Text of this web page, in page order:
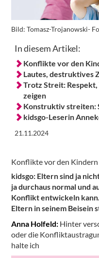
Bild: Tomasz-Trojanowski-
In diesem Artikel:
Konflikte vor den
Lautes, destruktives
Trotz Streit:
zeigen
Konstruktiv streiten:
kidsgo-Leserin
21.11.2024
Konflikte vor den Kindern
kidsgo: Eltern sind ja
ja durchaus normal und
Konflikt entwickeln
Eltern in seinem Beisein
Anna Holfeld: Hinter
oder die
halte ich